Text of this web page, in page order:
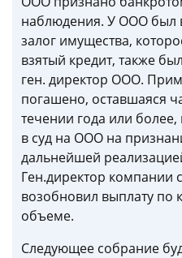
наблюдения. У ООО был
залог имущества,
взятый кредит, также
ген. директор ООО.
погашено, оставшаяся
течении года или
в суд на ООО на
дальнейшей
Ген.директор компании
возобновил выплату по
объеме.
Следующее собрание